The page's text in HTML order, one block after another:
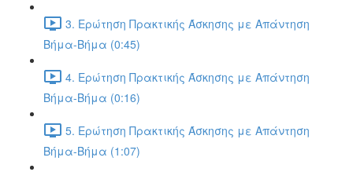
3. Ερώτηση Πρακτικής Άσκησης με Απάντηση
Βήμα-Βήμα (0:45)
4. Ερώτηση Πρακτικής Άσκησης με Απάντηση
Βήμα-Βήμα (0:16)
5. Ερώτηση Πρακτικής Άσκησης με Απάντηση
Βήμα-Βήμα (1:07)